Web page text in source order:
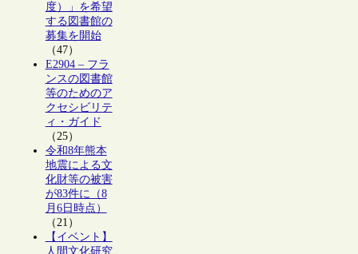
度）」を希望
する図書館の
募集を開始
（47）
E2904 – フラ
ンスの図書館
等のためのア
クセシビリテ
ィ・ガイド
（25）
令和8年熊本
地震による文
化財等の被害
が83件に（8
月6日時点）
（21）
【イベント】
人間文化研究